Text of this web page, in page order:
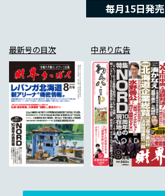
毎月15日発売
最新号の目次 中吊り広告